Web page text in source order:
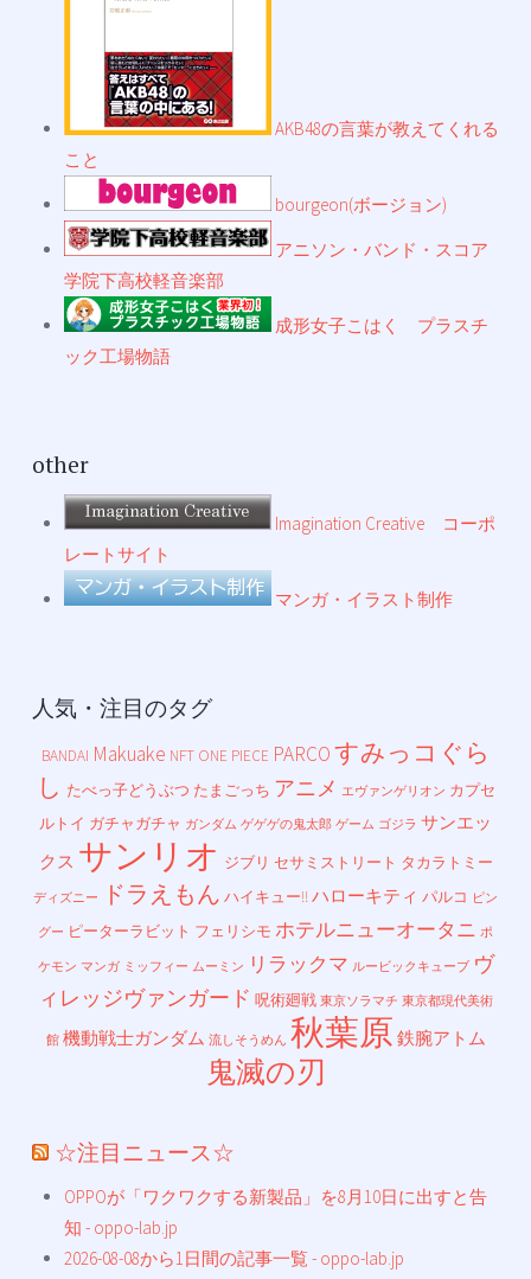
AKB48の言葉が教えてくれる
こと
bourgeon(ボージョン)
アニソン・バンド・スコア
学院下高校軽音楽部
成形女子こはく プラスチ
ック工場物語
other
Imagination Creative コーポ
レートサイト
マンガ・イラスト制作
人気・注目のタグ
BANDAI Makuake NFT ONE PIECE PARCOすみっコぐら
し たべっ子どうぶつ たまごっち アニメ エヴァンゲリオン カプセ
ルトイ ガチャガチャ ガンダム ゲゲゲの鬼太郎 ゲーム ゴジラ サンエッ
クス サンリオ ジブリ セサミストリート タカラトミー
ディズニー ドラえもん ハイキュー!!ハローキティ パルコ ピン
グー ピーターラビット フェリシモ ホテルニューオータニ ポ
ケモン マンガ ミッフィー ムーミン リラックマ ルービックキューブ ヴ
ィレッジヴァンガード 呪術廻戦 東京ソラマチ 東京都現代美術
館 機動戦士ガンダム 流しそうめん 秋葉原 鉄腕アトム
鬼滅の刃
☆注目ニュース☆
OPPOが「ワクワクする新製品」を8月10日に出すと告
知 - oppo-lab.jp
2026-08-08から1日間の記事一覧 - oppo-lab.jp